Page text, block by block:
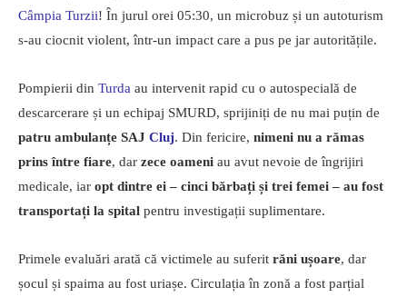
Câmpia Turzii! În jurul orei 05:30, un microbuz și un autoturism
s-au ciocnit violent, într-un impact care a pus pe jar autoritățile.
Pompierii din Turda au intervenit rapid cu o autospecială de
descarcerare și un echipaj SMURD, sprijiniți de nu mai puțin de
patru ambulanțe SAJ Cluj. Din fericire, nimeni nu a rămas
prins între fiare, dar zece oameni au avut nevoie de îngrijiri
medicale, iar opt dintre ei – cinci bărbați și trei femei – au fost
transportați la spital pentru investigații suplimentare.
Primele evaluări arată că victimele au suferit răni ușoare, dar
șocul și spaima au fost uriașe. Circulația în zonă a fost parțial